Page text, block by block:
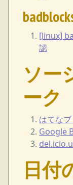
[linux]
認
ソー
ーク
はてな
Google
日付